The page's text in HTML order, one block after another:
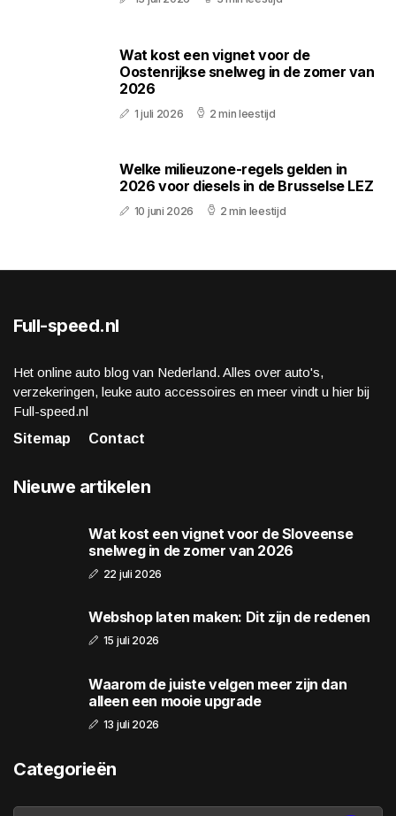
Wat kost een vignet voor de
Oostenrijkse snelweg in de zomer van
2026
1 juli 2026 2 min leestijd
Welke milieuzone-regels gelden in
2026 voor diesels in de Brusselse LEZ
10 juni 2026 2 min leestijd
Full-speed.nl
Het online auto blog van Nederland. Alles over auto's,
verzekeringen, leuke auto accessoires en meer vindt u hier bij
Full-speed.nl
Sitemap
Contact
Nieuwe artikelen
Wat kost een vignet voor de Sloveense
snelweg in de zomer van 2026
22 juli 2026
Webshop laten maken: Dit zijn de redenen
15 juli 2026
Waarom de juiste velgen meer zijn dan
alleen een mooie upgrade
13 juli 2026
Categorieën